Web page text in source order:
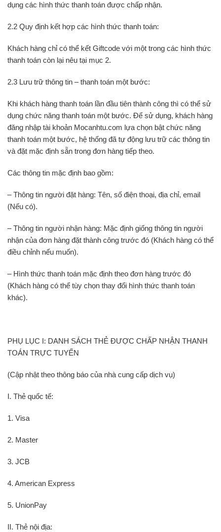
dụng các hình thức thanh toán được chấp nhận.
2.2 Quy định kết hợp các hình thức thanh toán:
Khách hàng chỉ có thể kết Giftcode với một trong các hình thức
thanh toán còn lại nêu tại mục 2.
2.3 Lưu trữ thông tin – thanh toán một bước:
Khi khách hàng thanh toán lần đầu tiên thành công thì có thể sử
dụng chức năng thanh toán một bước. Để sử dụng, khách hàng
đăng nhập tài khoản Mocanhtu.com lựa chọn bật chức năng
thanh toán một bước, hệ thống đã tự động lưu trữ các thông tin
và đặt mặc định sẵn trong đơn hàng tiếp theo.
Các thông tin mặc định bao gồm:
– Thông tin người đặt hàng: Tên, số điện thoại, địa chỉ, email
(Nếu có).
– Thông tin người nhận hàng: Mặc định giống thông tin người
nhận của đơn hàng đặt thành công trước đó (Khách hàng có thể
điều chỉnh nếu muốn).
– Hình thức thanh toán mặc định theo đơn hàng trước đó
(Khách hàng có thể tùy chọn thay đổi hình thức thanh toán
khác).
PHỤ LỤC I: DANH SÁCH THẺ ĐƯỢC CHẤP NHẬN THANH
TOÁN TRỰC TUYẾN
(Cập nhật theo thông báo của nhà cung cấp dịch vụ)
I. Thẻ quốc tế:
1. Visa
2. Master
3. JCB
4. American Express
5. UnionPay
II. Thẻ nội địa: